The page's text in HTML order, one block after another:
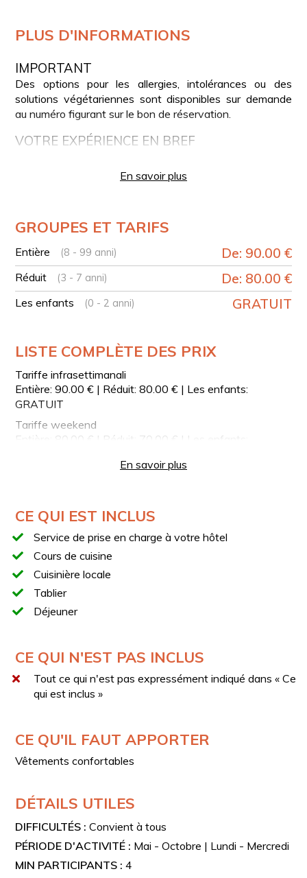
PLUS D'INFORMATIONS
IMPORTANT
Des options pour les allergies, intolérances ou des
solutions végétariennes sont disponibles sur demande
au numéro figurant sur le bon de réservation.
VOTRE EXPÉRIENCE EN BREF
Réalisation du menu complet.
Déjeuner avec les plats préparés pendant l’activité.
DÉJEUNER
Le déjeuner inclus dans l'expérience comprend :
Un plat principal : boulettes de viande en sauce
Eau et vin
Café.
Après avoir effectué votre réservation, vous pouvez
bon et demander la prise en charge depuis votre hôtel.
En savoir plus
GROUPES ET TARIFS
Entière (8 - 99 anni) De: 90.00 €
Réduit (3 - 7 anni) De: 80.00 €
Les enfants (0 - 2 anni) GRATUIT
LISTE COMPLÈTE DES PRIX
Tariffe infrasettimanali
Entière: 90.00 € | Réduit: 80.00 € | Les enfants:
GRATUIT
Tariffe weekend
Entière: 80.00 € | Réduit: 70.00 € | Les enfants:
En savoir plus
CE QUI EST INCLUS
Service de prise en charge à votre hôtel
Cours de cuisine
Cuisinière locale
Tablier
Déjeuner
CE QUI N'EST PAS INCLUS
Tout ce qui n'est pas expressément indiqué dans « Ce
qui est inclus »
CE QU'IL FAUT APPORTER
Vêtements confortables
DÉTAILS UTILES
DIFFICULTÉS :Convient à tous
PÉRIODE D'ACTIVITÉ : Mai - Octobre | Lundi - Mercredi
MIN PARTICIPANTS :4